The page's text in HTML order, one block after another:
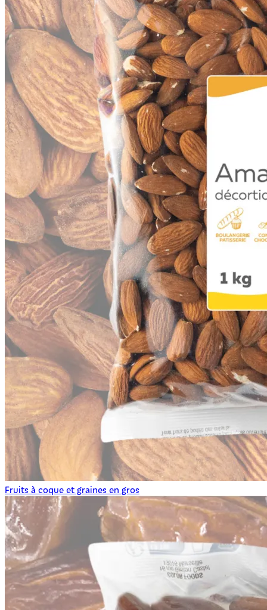
Fruits à coque et graines en gros